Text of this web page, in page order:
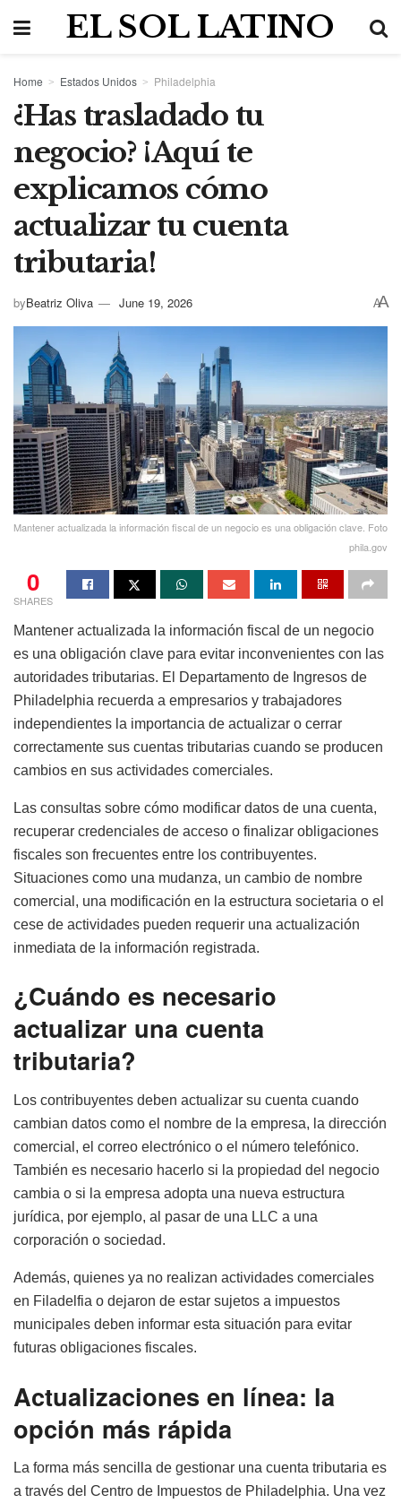
EL SOL LATINO
Home Estados Unidos Philadelphia
¿Has trasladado tu
negocio? ¡Aquí te
explicamos cómo
actualizar tu cuenta
tributaria!
byBeatriz Oliva June 19, 2026 AA
Mantener actualizada la información fiscal de un negocio es una obligación clave. Foto
phila.gov
0
SHARES
Mantener actualizada la información fiscal de un negocio
es una obligación clave para evitar inconvenientes con las
autoridades tributarias. El Departamento de Ingresos de
Philadelphia recuerda a empresarios y trabajadores
independientes la importancia de actualizar o cerrar
correctamente sus cuentas tributarias cuando se producen
cambios en sus actividades comerciales.
Las consultas sobre cómo modificar datos de una cuenta,
recuperar credenciales de acceso o finalizar obligaciones
fiscales son frecuentes entre los contribuyentes.
Situaciones como una mudanza, un cambio de nombre
comercial, una modificación en la estructura societaria o el
cese de actividades pueden requerir una actualización
inmediata de la información registrada.
¿Cuándo es necesario
actualizar una cuenta
tributaria?
Los contribuyentes deben actualizar su cuenta cuando
cambian datos como el nombre de la empresa, la dirección
comercial, el correo electrónico o el número telefónico.
También es necesario hacerlo si la propiedad del negocio
cambia o si la empresa adopta una nueva estructura
jurídica, por ejemplo, al pasar de una LLC a una
corporación o sociedad.
Además, quienes ya no realizan actividades comerciales
en Filadelfia o dejaron de estar sujetos a impuestos
municipales deben informar esta situación para evitar
futuras obligaciones fiscales.
Actualizaciones en línea: la
opción más rápida
La forma más sencilla de gestionar una cuenta tributaria es
a través del Centro de Impuestos de Philadelphia. Una vez